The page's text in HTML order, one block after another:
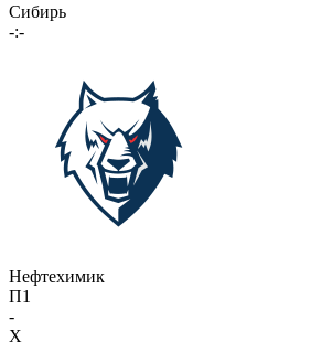
Сибирь
-:-
Нефтехимик
П1
-
X